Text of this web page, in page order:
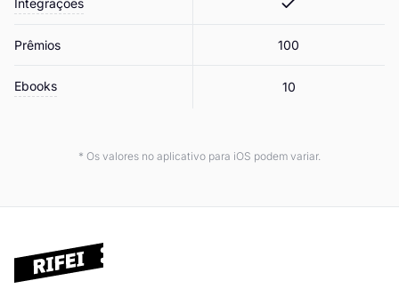
Integrações
Prêmios 100
Ebooks 10
* Os valores no aplicativo para iOS podem variar.